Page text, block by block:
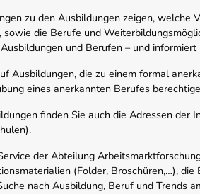
zu den Ausbildungen zeigen, welche
die Berufe und
und Berufen – und
Ausbildungen, die zu einem formal
eines anerkannten Berufes
finden Sie auch die Adressen
der Abteilung
(Folder, Broschüren,…),
nach Ausbildung, Beruf und Trends